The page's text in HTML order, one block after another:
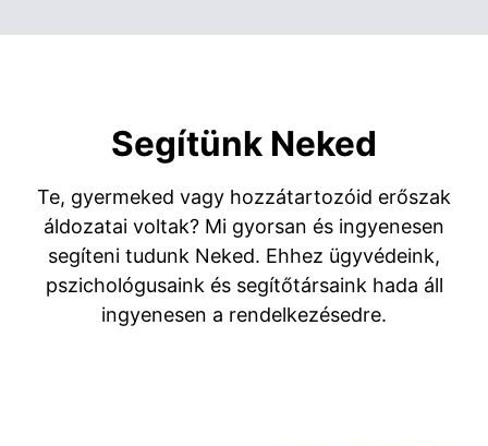
Segítünk Neked
Te, gyermeked vagy hozzátartozóid erőszak
áldozatai voltak? Mi gyorsan és ingyenesen
segíteni tudunk Neked. Ehhez ügyvédeink,
pszichológusaink és segítőtársaink hada áll
ingyenesen a rendelkezésedre.